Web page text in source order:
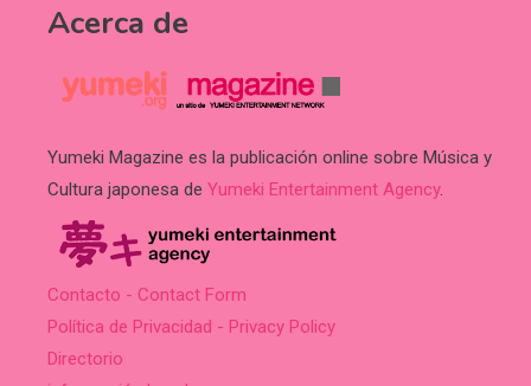
Acerca de
Yumeki Magazine es la publicación online sobre Música y
Cultura japonesa de Yumeki Entertainment Agency.
Contacto - Contact Form
Política de Privacidad - Privacy Policy
Directorio